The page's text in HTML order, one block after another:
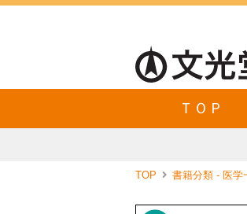
ＴＯＰ
TOP 書籍分類 - 医学